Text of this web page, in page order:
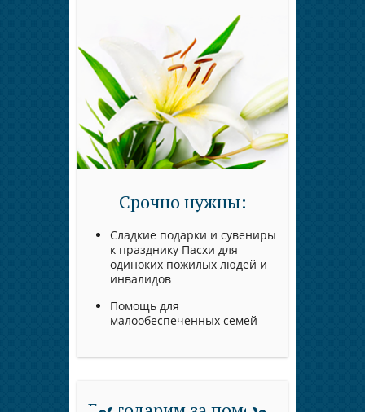
Срочно нужны:
Сладкие подарки и сувениры
к празднику Пасхи для
одиноких пожилых людей и
инвалидов
Помощь для
малообеспеченных семей